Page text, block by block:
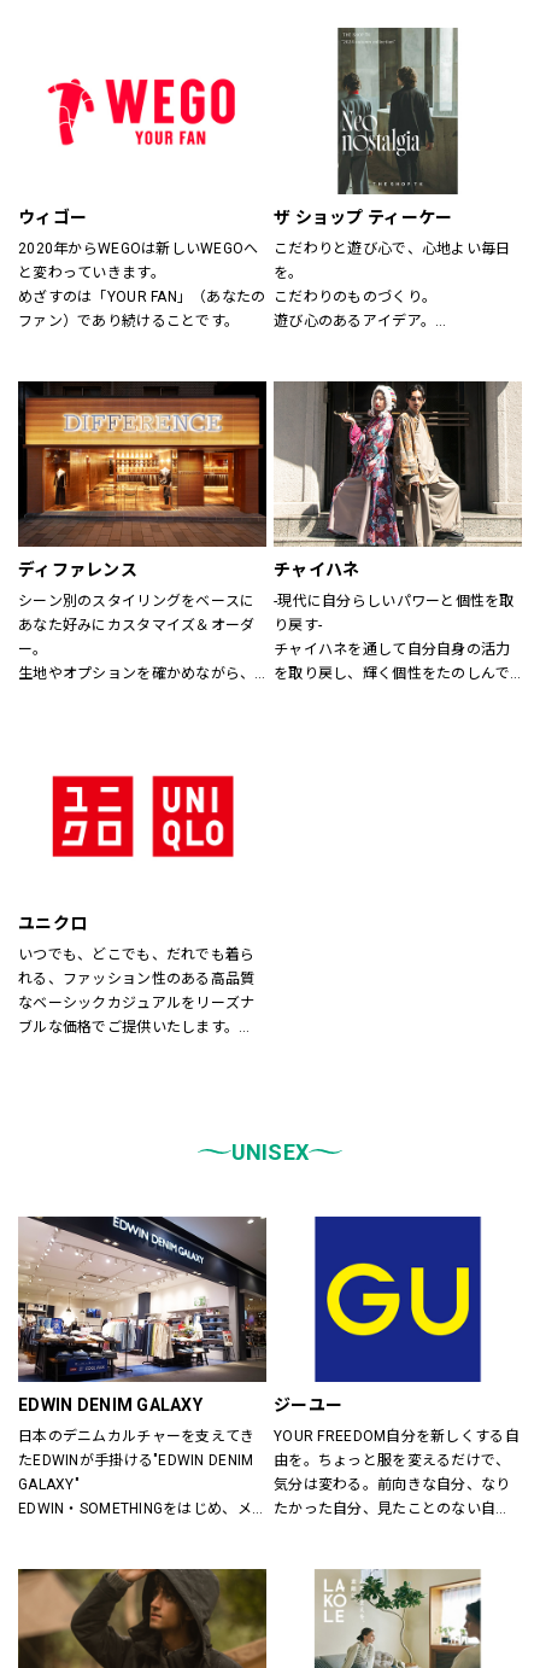
い。
しいビジネスユースな仕事服として
提案しています。
“選ぶ・着る・楽しむ”をテーマに
「合理的に選ぶ事」「楽しく選ぶ
事」その両者がまったく矛盾しない
事を証明する、スーツの新しい買い
方そのものをデザインしたショップ
です。
ウィゴー
2020年からWEGOは新しいWEGOへ
と変わっていきます。
めざすのは「YOUR FAN」（あなたの
ファン）であり続けることです。
ザ ショップ ティーケー
こだわりと遊び心で、心地よい毎日
を。
こだわりのものづくり。
遊び心のあるアイデア。
THE SHOP TKは、心地よい毎日をデ
ザインします。
ディファレンス
シーン別のスタイリングをベースに
あなた好みにカスタマイズ＆オーダ
ー。
生地やオプションを確かめながら、
チャイハネ
-現代に自分らしいパワーと個性を取
り戻す-
チャイハネを通して自分自身の活力
を取り戻し、輝く個性をたのしんで
ユニクロ
いつでも、どこでも、だれでも着ら
れる、ファッション性のある高品質
なベーシックカジュアルをリーズナ
ブルな価格でご提供いたします。
などをゾーンに分けて配置し、広
す。
どうぞご来店ください。
UNISEX
EDWIN DENIM GALAXY
日本のデニムカルチャーを支えてき
たEDWINが手掛ける"EDWIN DENIM
GALAXY"
EDWIN・SOMETHINGをはじめ、メ
レンドアイテムまで豊富なランナッ
プを取り揃えます。
ジーユー
YOUR FREEDOM自分を新しくする自
由を。ちょっと服を変えるだけで、
気分は変わる。前向きな自分、なり
たかった自分、見たことのない自
いまの気分で、もっと自由に。GU
は、自由。